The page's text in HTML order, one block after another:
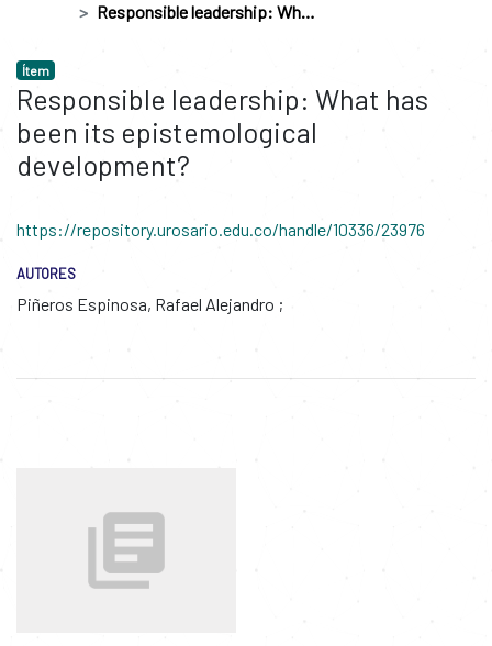
Responsible leadership: What has been its epistemological development?
Ítem
Responsible leadership: What has
been its epistemological
development?
https://repository.urosario.edu.co/handle/10336/23976
AUTORES
Piñeros Espinosa, Rafael Alejandro